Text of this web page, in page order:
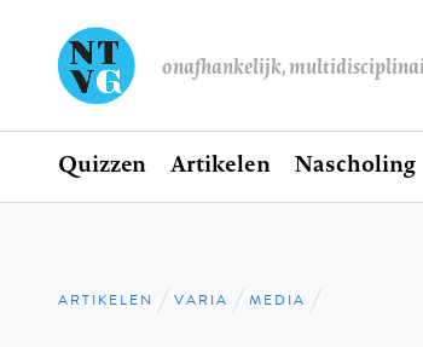
onafhankelijk,
Hoofdnavigatie
Home
Quizzen Artikelen Nascholing
Kruimelpad
ARTIKELEN VARIA MEDIA